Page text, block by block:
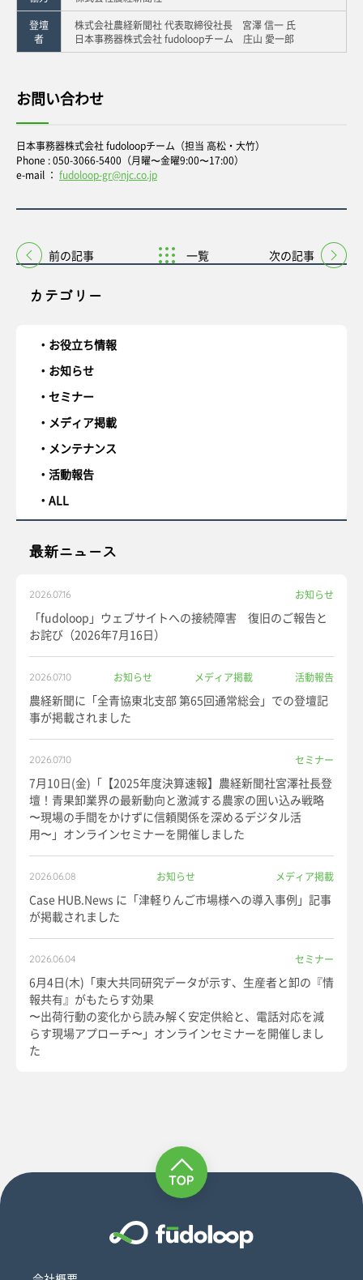
カテゴリー
お役立ち情報
お知らせ
セミナー
メディア掲載
メンテナンス
活動報告
ALL
最新ニュース
2026.07.16 お知らせ
「fudoloop」ウェブサイトへの接続障害 復旧のご報告と
お詫び（2026年7月16日）
2026.07.10 お知らせ メディア掲載 活動報告
農経新聞に「全青協東北支部 第65回通常総会」での登壇記
事が掲載されました
2026.07.10 セミナー
7月10日(金)「【2025年度決算速報】農経新聞社宮澤社長登
壇！青果卸業界の最新動向と激減する農家の囲い込み戦略
〜現場の手間をかけずに信頼関係を深めるデジタル活
用〜」オンラインセミナーを開催しました
2026.06.08 お知らせ メディア掲載
Case HUB.News に「津軽りんご市場様への導入事例」記事
が掲載されました
2026.06.04 セミナー
6月4日(木)「東大共同研究データが示す、生産者と卸の『情
報共有』がもたらす効果
〜出荷行動の変化から読み解く安定供給と、電話対応を減
らす現場アプローチ〜」オンラインセミナーを開催しまし
た
登壇
者
株式会社農経新聞社 代表取締役社長 宮澤 信一 氏
日本事務器株式会社 fudoloopチーム 庄山 愛一郎
お問い合わせ
日本事務器株式会社 fudoloopチーム（担当 高松・大竹）
Phone : 050-3066-5400（月曜〜金曜9:00〜17:00）
e-mail ： fudoloop-gr@njc.co.jp
前の記事 一覧 次の記事